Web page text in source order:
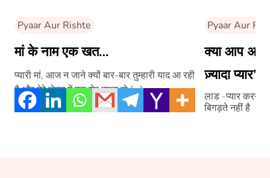
Pyaar Aur Rishte
मां के नाम एक खत…
प्यारी मां, आज न जाने क्यों बार-बार तुम्हारी याद आ रही
है और मेरे ज़ेहन में एक शेर ताज़ा हो […]
Pyaar Aur
क्या आप
ज़्यादा प्यार’
लाड -प्यार करने
बिगड़ते नहीं है